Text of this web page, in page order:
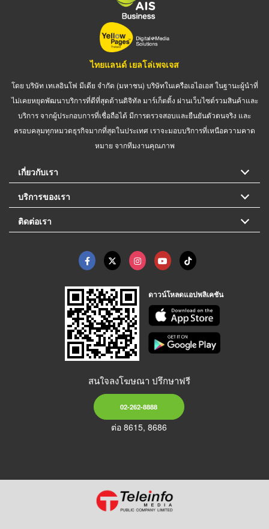
ไทยแลนด์ เยลโล่เพจเจส
โดย บริษัท เทเลอินโฟ มีเดีย จำกัด (มหาชน) บริษัทในเครือเอไอเอส ในฐานะผู้นำที่
ไม่เคยหยุดพัฒนาบริการที่ดีที่สุดด้านดิจิทัล มาร์เก็ตติ้ง ผ่านเว็บไซต์รวมสินค้าและ
บริการ จากผู้ประกอบการที่เชื่อถือได้ มีการตรวจสอบและยืนยันตัวตนจริง และ
ครอบคลุมทุกหมวดธุรกิจมากที่สุดในประเทศ เราจะมอบบริการที่เหนือความคาด
หมาย จากทีมงานคุณภาพ
เกี่ยวกับเรา
บริการของเรา
ติดต่อเรา
ดาวน์โหลดแอปพลิเคชัน
สนใจลงโฆษณา ปรึกษาฟรี
02-262-8888
ต่อ 8615, 8686